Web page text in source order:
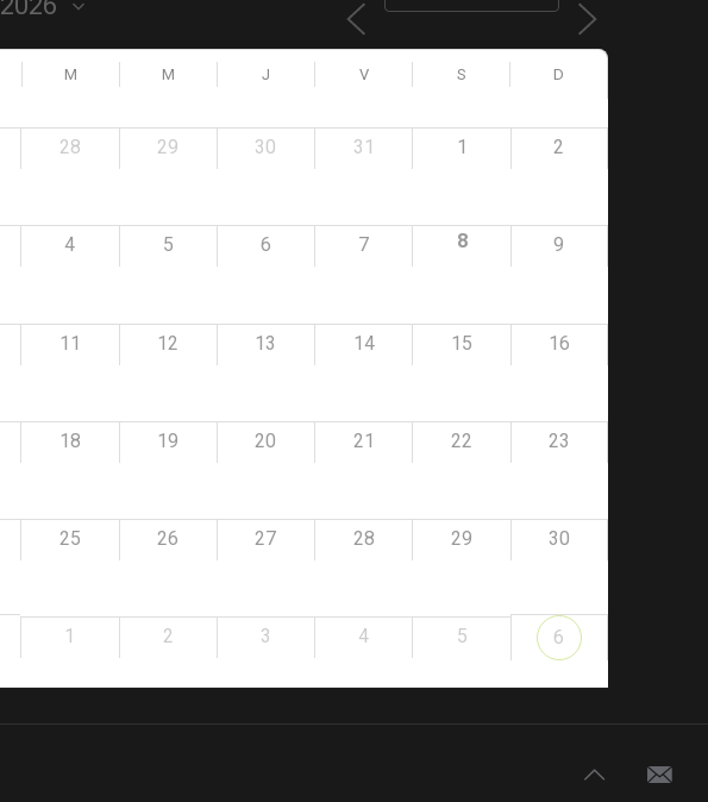
M M J V S D
28 29 30 31 1 2
4 5 6 7 8 9
11 12 13 14 15 16
18 19 20 21 22 23
25 26 27 28 29 30
1 2 3 4 5 6